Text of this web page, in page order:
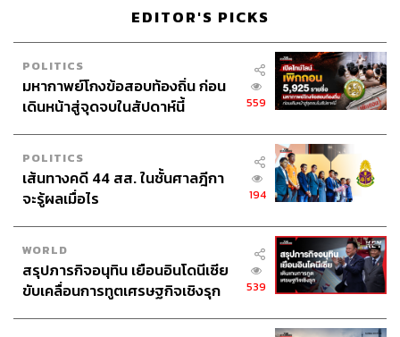
EDITOR'S PICKS
POLITICS
มหากาพย์โกงข้อสอบท้องถิ่น ก่อน
เดินหน้าสู่จุดจบในสัปดาห์นี้
559
POLITICS
เส้นทางคดี 44 สส. ในชั้นศาลฎีกา
จะรู้ผลเมื่อไร
194
WORLD
สรุปภารกิจอนุทิน เยือนอินโดนีเซีย
ขับเคลื่อนการทูตเศรษฐกิจเชิงรุก
539